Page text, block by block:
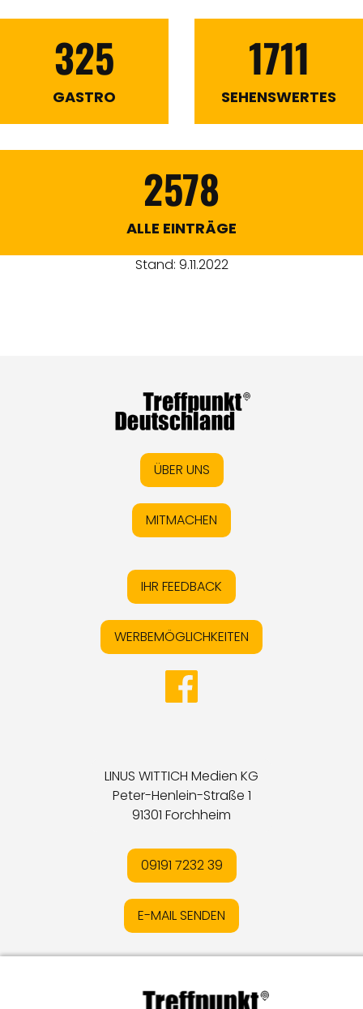
325
GASTRO
1711
SEHENSWERTES
2578
ALLE EINTRÄGE
Stand: 9.11.2022
ÜBER UNS
MITMACHEN
IHR FEEDBACK
WERBEMÖGLICHKEITEN
LINUS WITTICH Medien KG
Peter-Henlein-Straße 1
91301 Forchheim
09191 7232 39
E-MAIL SENDEN
Datenschutz IOnline-Streitschlichtung